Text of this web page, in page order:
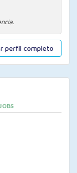
perfil completo